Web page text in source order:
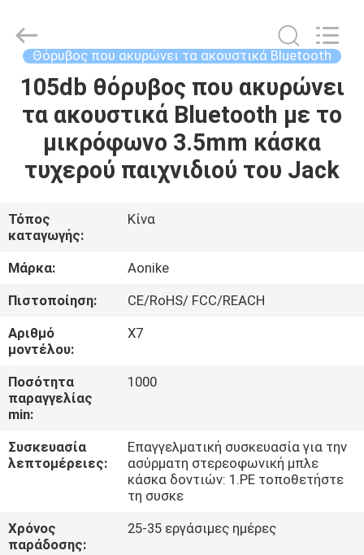
ΣΠΊΤΙ
ΠΡΟΪΌΝΤΑ
ΠΕΡΊΠΟΥ
ΕΜΕΊΣ
ΓΎΡΟΣ
ΕΡΓΟΣΤΑΣΊΩΝ
ΠΟΙΟΤΙΚΌΣ
ΈΛΕΓΧΟΣ
ΕΛΆΤΕ
ΜΕ
Electronics
Co,ltd.
Reserved.
Θόρυβος που ακυρώνει τα ακουστικά Bluetooth
105db θόρυβος που ακυρώνει
τα ακουστικά Bluetooth με το
μικρόφωνο 3.5mm κάσκα
τυχερού παιχνιδιού του Jack
Τόπος
καταγωγής:
Κίνα
Μάρκα:
Aonike
Πιστοποίηση:
CE/RoHS/ FCC/REACH
Αριθμό
μοντέλου:
X7
Ποσότητα
παραγγελίας
min:
1000
Συσκευασία
λεπτομέρειες:
Επαγγελματική συσκευασία για την
ασύρματη στερεοφωνική μπλε
κάσκα δοντιών: 1.PE τοποθετήστε
τη συσκε
Χρόνος
παράδοσης:
25-35 εργάσιμες ημέρες